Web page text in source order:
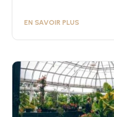
EN SAVOIR PLUS